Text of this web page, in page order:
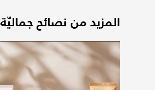
المزيد من نصائح جماليّة